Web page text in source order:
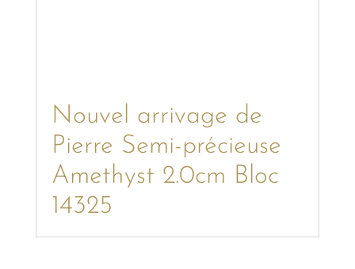
Nouvel arrivage de
Pierre Semi-précieuse
Amethyst 2.0cm Bloc
14325